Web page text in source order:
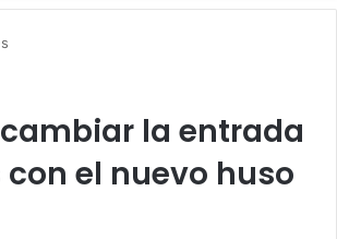
la entrada
el nuevo huso